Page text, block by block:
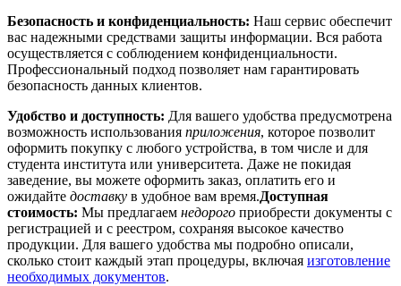
Безопасность и конфиденциальность: Наш сервис обеспечит
вас надежными средствами защиты информации. Вся работа
осуществляется с соблюдением конфиденциальности.
Профессиональный подход позволяет нам гарантировать
безопасность данных клиентов.
Удобство и доступность: Для вашего удобства предусмотрена
возможность использования приложения, которое позволит
оформить покупку с любого устройства, в том числе и для
студента института или университета. Даже не покидая
заведение, вы можете оформить заказ, оплатить его и
ожидайте доставку в удобное вам время.Доступная
стоимость: Мы предлагаем недорого приобрести документы с
регистрацией и с реестром, сохраняя высокое качество
продукции. Для вашего удобства мы подробно описали,
сколько стоит каждый этап процедуры, включая изготовление
необходимых документов.